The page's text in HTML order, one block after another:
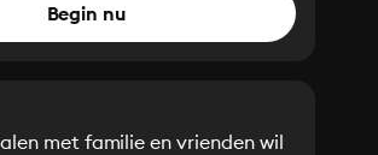
Begin nu
met familie en vrienden wil